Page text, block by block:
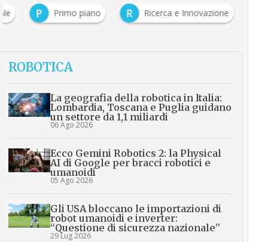
P Primo piano R Ricerca e Innovazione
ROBOTICA
La geografia della robotica in Italia:
Lombardia, Toscana e Puglia guidano
un settore da 1,1 miliardi
06 Ago 2026
Ecco Gemini Robotics 2: la Physical
AI di Google per bracci robotici e
umanoidi
05 Ago 2026
Gli USA bloccano le importazioni di
robot umanoidi e inverter:
“Questione di sicurezza nazionale”
29 Lug 2026